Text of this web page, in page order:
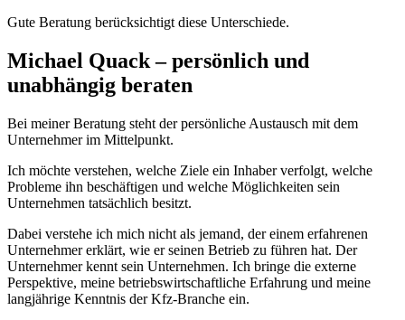
Gute Beratung berücksichtigt diese Unterschiede.
Michael Quack – persönlich und
unabhängig beraten
Bei meiner Beratung steht der persönliche Austausch mit dem
Unternehmer im Mittelpunkt.
Ich möchte verstehen, welche Ziele ein Inhaber verfolgt, welche
Probleme ihn beschäftigen und welche Möglichkeiten sein
Unternehmen tatsächlich besitzt.
Dabei verstehe ich mich nicht als jemand, der einem erfahrenen
Unternehmer erklärt, wie er seinen Betrieb zu führen hat. Der
Unternehmer kennt sein Unternehmen. Ich bringe die externe
Perspektive, meine betriebswirtschaftliche Erfahrung und meine
langjährige Kenntnis der Kfz-Branche ein.